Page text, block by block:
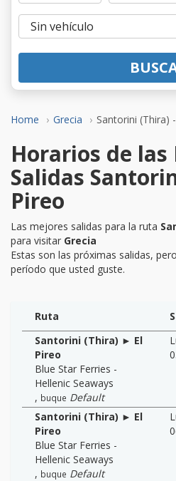
Home Grecia Santorini (Thira)
Horarios de las
Salidas
Pireo
Las mejores salidas para la ruta
para visitar Grecia
Estas son las próximas salidas,
período que usted guste.
Ruta
Santorini (Thira) ► El
Pireo
Blue Star Ferries -
Hellenic Seaways
, buque Default
Santorini (Thira) ► El
Pireo
Blue Star Ferries -
Hellenic Seaways
, buque Default